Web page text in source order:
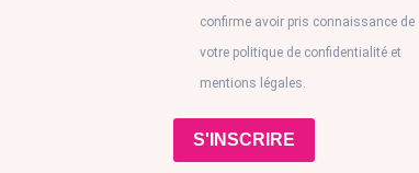
confirme avoir pris connaissance de
votre politique de confidentialité et
mentions légales.
S'INSCRIRE